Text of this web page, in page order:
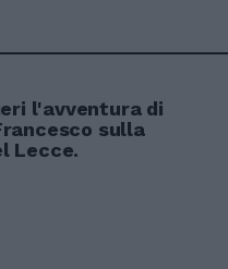
l'avventura di
sulla
Lecce.